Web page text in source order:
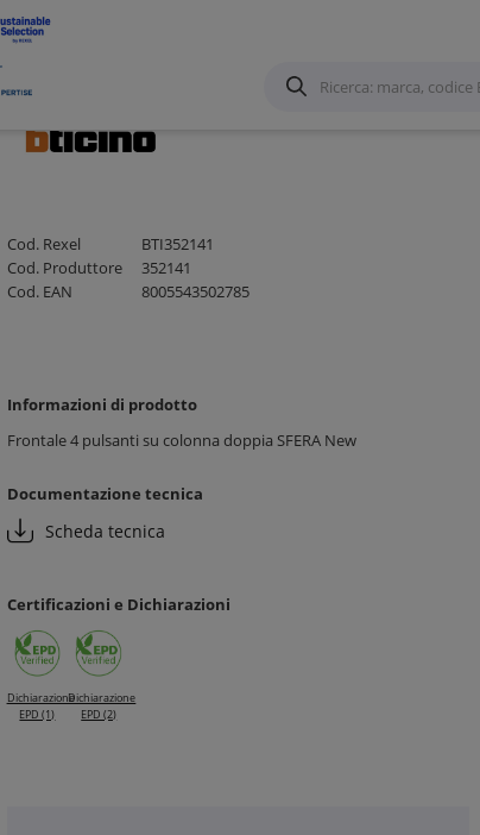
esterni audio
Cod. Rexel
BTI352141
Cod. Produttore
352141
Cod. EAN
8005543502785
Informazioni di prodotto
Frontale 4 pulsanti su colonna doppia SFERA New
Documentazione tecnica
Scheda tecnica
Certificazioni e Dichiarazioni
Dichiarazione
EPD (1)
Dichiarazione
EPD (2)